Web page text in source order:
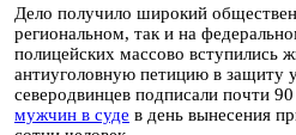
Дело получило широкий
региональном, так и на
полицейских массово
антиуголовную петицию в защиту
северодвинцев подписали почти
мужчин в суде в день вынесения